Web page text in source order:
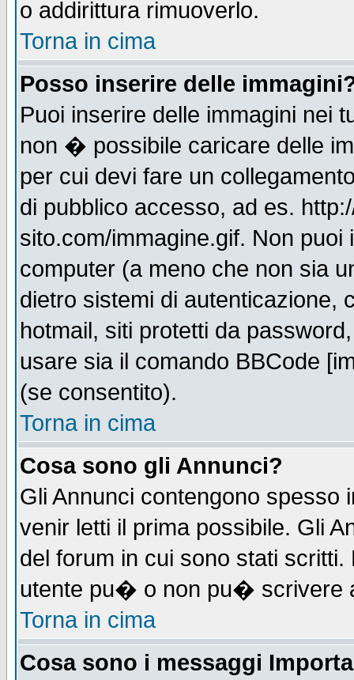
o addirittura rimuoverlo.
Torna in cima
Posso inserire delle
Puoi inserire delle immagini nei
non � possibile caricare delle
per cui devi fare un
di pubblico accesso, ad es.
sito.com/immagine.gif. Non
computer (a meno che non sia
dietro sistemi di autenticazione,
hotmail, siti protetti da
usare sia il comando BBCode
(se consentito).
Torna in cima
Cosa sono gli Annunci?
Gli Annunci contengono spesso
venir letti il prima possibile. Gli
del forum in cui sono stati
utente pu� o non pu� scrivere
Torna in cima
Cosa sono i messaggi